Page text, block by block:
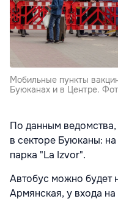
Мобильные пункты
Буюканах и в Центре.
По данным ведомства,
в секторе Буюканы:
парка "La Izvor".
Автобус можно будет
Армянская, у входа